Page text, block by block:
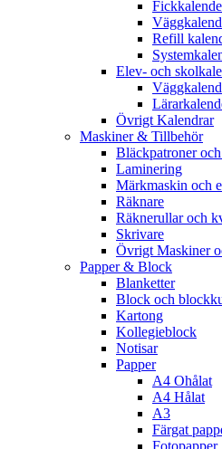
Refill
Elev- och
Övrigt Kalendrar
Maskiner & Tillbehör
Bläckpatroner
Laminering
Märkmaskin och
Räknare
Räknerullar och
Skrivare
Övrigt Maskiner
Papper & Block
Blanketter
Block och
Kartong
Kollegieblock
Notisar
Papper
A4 Ohålat
A4 Hålat
A3
Färgat
Fotopapper